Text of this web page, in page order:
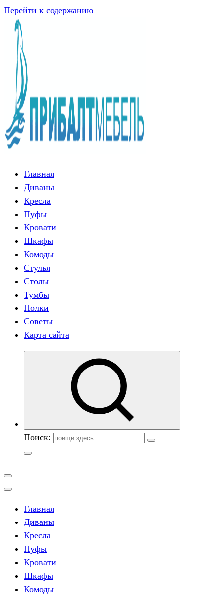
Перейти к содержанию
Главная
Диваны
Кресла
Пуфы
Кровати
Шкафы
Комоды
Стулья
Столы
Тумбы
Полки
Советы
Карта сайта
Поиск:
Главная
Диваны
Кресла
Пуфы
Кровати
Шкафы
Комоды